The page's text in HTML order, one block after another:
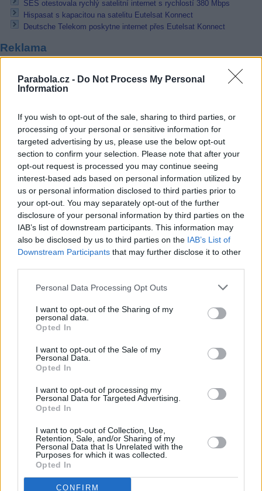
Parabola.cz - Do Not Process My Personal
Information
If you wish to opt-out of the sale, sharing to third parties, or
processing of your personal or sensitive information for
targeted advertising by us, please use the below opt-out
section to confirm your selection. Please note that after your
opt-out request is processed you may continue seeing
interest-based ads based on personal information utilized by
us or personal information disclosed to third parties prior to
your opt-out. You may separately opt-out of the further
disclosure of your personal information by third parties on the
IAB’s list of downstream participants. This information may
also be disclosed by us to third parties on the IAB’s List of
Downstream Participants that may further disclose it to other
Personal Data Processing Opt Outs
I want to opt-out of the Sharing of my
personal data.
Opted In
I want to opt-out of the Sale of my
Personal Data.
Opted In
I want to opt-out of processing my
Personal Data for Targeted Advertising.
Opted In
I want to opt-out of Collection, Use,
Retention, Sale, and/or Sharing of my
Personal Data that Is Unrelated with the
Purposes for which it was collected.
Opted In
CONFIRM
SES otestovala rychlý satelitní internet s rychlostí 380 Mbps
Hispasat s kapacitou na satelitu Eutelsat Konnect
Deutsche Telekom poskytne internet přes Eutelsat Konnect
Reklama
07.08.2026 - Bosch Powertrain s.r.o. Jihlava • obsluha CNC strojů •
48.400 Kč • náborový bonus 50.000 Kč • příspěvek na ubytování
okres Jihlava)
07.08.2026 -Specialista pro elektronická zařízení údržby (m/ž) (tř.
Klementa 869, Mladá Boleslav II)
06.08.2026 -Bosch Powertrain s.r.o. Jihlava • CNC operátor• mzda
Kč • náborový bonus 50.000 Kč • příspěvek na ubytování (Jihlava,
Jihlava)
06.08.2026 -Bosch Powertrain s.r.o. • montážní dělník • mzda 44.700
týdenní zálohy na mzdu 2.000 Kč (Jihlava, okres Jihlava)
... další nabídky zaměstnání
Vybrané články
Prima sport - co nabídne v prvním
vysílacím týdnu
Kdy a kde bude Prima sport k
Dovolená u moře•Bazény